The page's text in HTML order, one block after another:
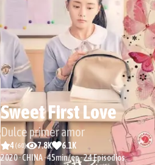
Sweet First Love
Dulce primer amor
4(60) 7.8K
6.1K
2020 · CHINA · 45min/ep · 24 Episodios